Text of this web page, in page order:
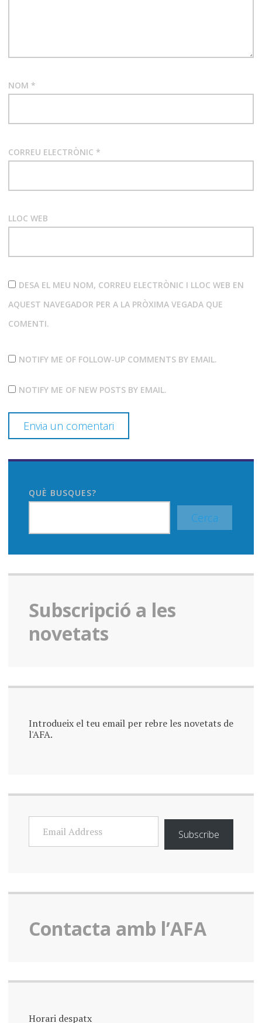
NOM *
CORREU ELECTRÒNIC *
LLOC WEB
DESA EL MEU NOM, CORREU ELECTRÒNIC I LLOC WEB EN
AQUEST NAVEGADOR PER A LA PRÒXIMA VEGADA QUE
COMENTI.
NOTIFY ME OF FOLLOW-UP COMMENTS BY EMAIL.
NOTIFY ME OF NEW POSTS BY EMAIL.
QUÈ BUSQUES?
Cerca
Subscripció a les
novetats
Introdueix el teu email per rebre les novetats de
l'AFA.
EMAIL
ADDRESS
Subscribe
Contacta amb l’AFA
Horari despatx